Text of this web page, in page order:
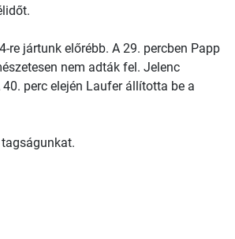
re jártunk előrébb. A 29. percben Papp
nem adták fel. Jelenc
perc elején Laufer állította be a